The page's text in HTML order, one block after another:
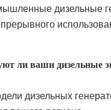
дизельные
ли ваши дизельные
дизельных